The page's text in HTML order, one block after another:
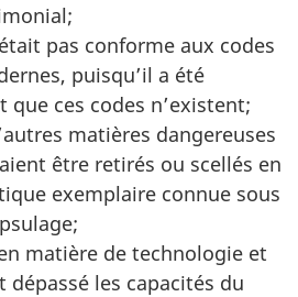
pas conforme aux codes
puisqu’il a été
que ces codes n’existent;
matières dangereuses
être retirés ou scellés en
exemplaire connue sous
matière de technologie et
dépassé les capacités du